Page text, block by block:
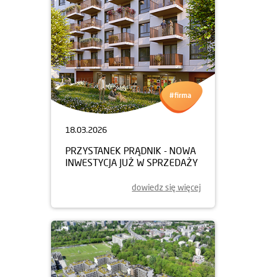
18.03.2026
PRZYSTANEK PRĄDNIK - NOWA
INWESTYCJA JUŻ W SPRZEDAŻY
dowiedz się więcej